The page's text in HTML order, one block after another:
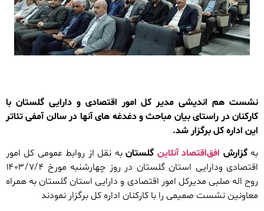
نشست هم اندیشی مدیر کل امور اقتصادی و دارایی گلستان با
کارکنان در راستای بیان مباحث و دغدغه های آنها در سالن آمفی تئاتر
این اداره کل برگزار شد.
به گزارش افق‌اقتصاد آنلاین گلستانبه نقل از روابط عمومی کل امور
اقتصادی ودارایی استان گلستان در روز چهارشنبه مورخ ۱۴۰۳/۷/۴
روح اله صلبی مدیرکل امور اقتصادی و دارایی استان گلستان به همراه
معاونین نشست صمیمی را با کارکنان اداره کل برگزار نمودند